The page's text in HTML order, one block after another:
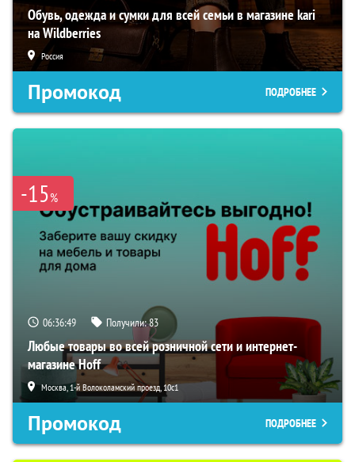
Обувь, одежда и сумки для всей семьи в магазине kari
на Wildberries
Россия
Промокод ПОДРОБНЕЕ
-15%
06:36:48 Получили:83
Любые товары во всей розничной сети и интернет-
магазине Hoff
Москва, 1-й Волоколамский проезд, 10с1
Промокод ПОДРОБНЕЕ